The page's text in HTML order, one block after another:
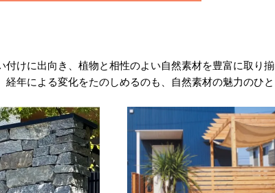
付けに出向き、植物と相性のよい自然素材を豊富に取り揃
経年による変化をたのしめるのも、自然素材の魅力のひと